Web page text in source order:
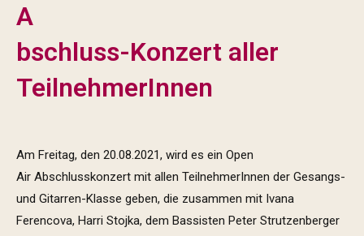
A
bschluss-Konzert aller
TeilnehmerInnen
Am Freitag, den 20.08.2021, wird es ein Open
Air Abschlusskonzert mit allen TeilnehmerInnen der Gesangs-
und Gitarren-Klasse geben, die zusammen mit Ivana
Ferencova, Harri Stojka, dem Bassisten Peter Strutzenberger